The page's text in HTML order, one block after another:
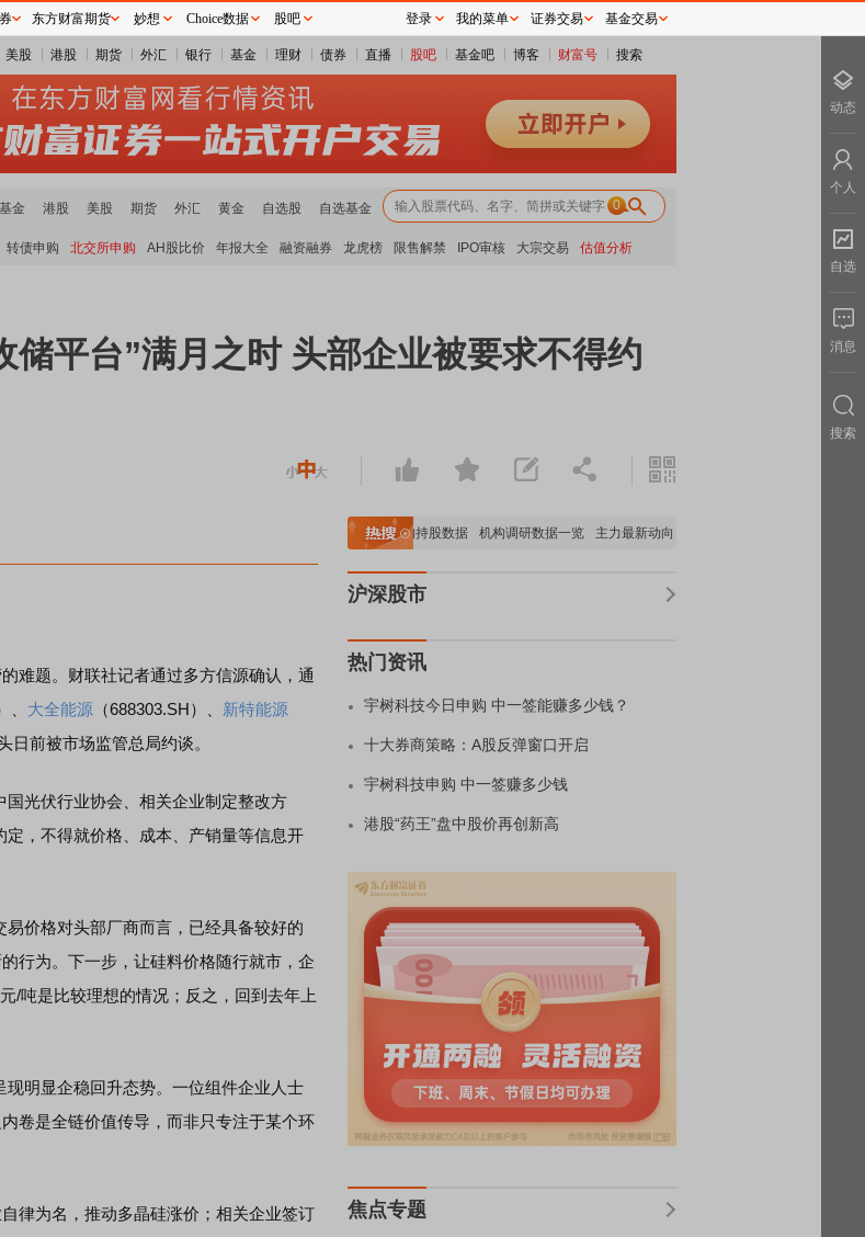
美股 港股 期货 外汇 银行 基金 理财 债券 直播 股吧 基金吧 博客 财富号 搜索
基金 港股 美股 期货 外汇 黄金 自选股 自选基金 0
转债申购 北交所申购 AH股比价 年报大全 融资融券 龙虎榜 限售解禁 IPO审核 大宗交易 估值分析
储平台”满月之时 头部企业被要求不得约
难题。财联社记者通过多方信源确认，通
、 大全能源 （688303.SH）、 新特能源
日前被市场监管总局约谈。
光伏行业协会、相关企业制定整改方
，不得就价格、成本、产销量等信息开
价格对头部厂商而言，已经具备较好的
行为。下一步，让硅料价格随行就市，企
/吨是比较理想的情况；反之，回到去年上
明显企稳回升态势。一位组件企业人士
卷是全链价值传导，而非只专注于某个环
为名，推动多晶硅涨价；相关企业签订
重要机构持股数据 机构调研数据一览 主力最新动向 上市公司限售股解禁一览
沪深股市
热门资讯
宇树科技今日申购 中一签能赚多少钱？
十大券商策略：A股反弹窗口开启
宇树科技申购 中一签赚多少钱
港股“药王”盘中股价再创新高
焦点专题
东方财富期货 妙想 Choice数据 股吧 登录 我的菜单 证券交易 基金交易
动态
个人
自选
消息
搜索